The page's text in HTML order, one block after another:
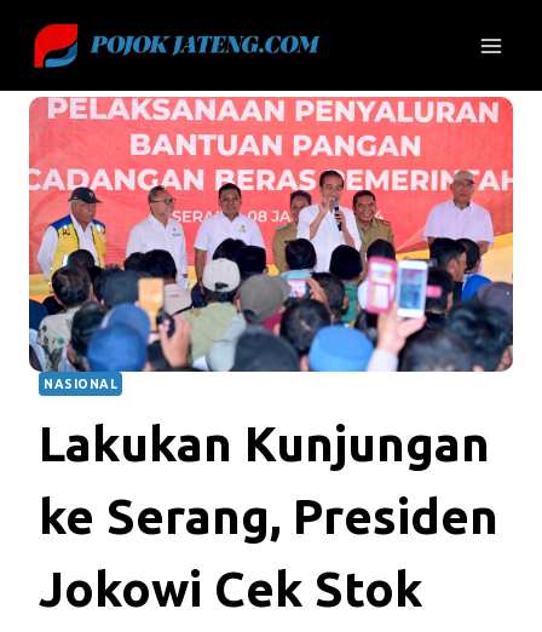
content
NASIONAL
Lakukan Kunjungan
ke Serang, Presiden
Jokowi Cek Stok